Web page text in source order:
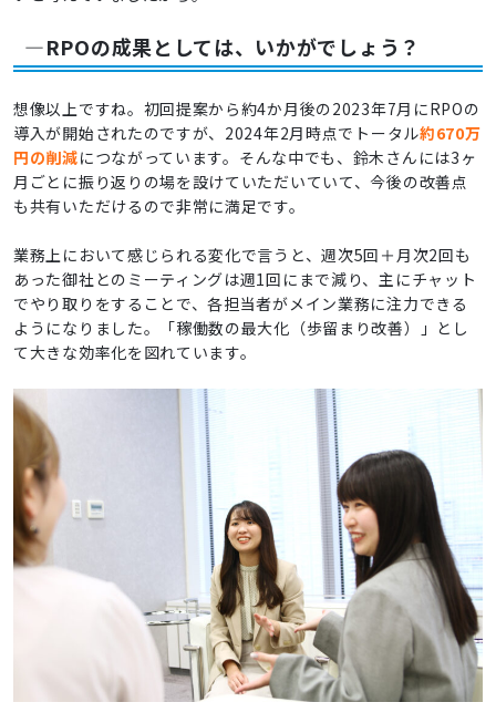
―RPOの成果としては、いかがでしょう？
想像以上ですね。初回提案から約4か月後の2023年7月にRPOの
導入が開始されたのですが、2024年2月時点でトータル約670万
円の削減につながっています。そんな中でも、鈴木さんには3ヶ
月ごとに振り返りの場を設けていただいていて、今後の改善点
も共有いただけるので非常に満足です。
業務上において感じられる変化で言うと、週次5回＋月次2回も
あった御社とのミーティングは週1回にまで減り、主にチャット
でやり取りをすることで、各担当者がメイン業務に注力できる
ようになりました。「稼働数の最大化（歩留まり改善）」とし
て大きな効率化を図れています。